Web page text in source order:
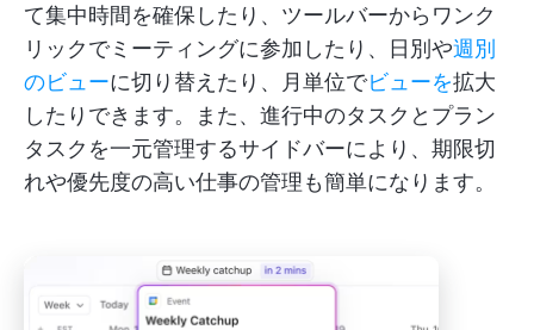
て集中時間を確保したり、ツールバーからワンク
リックでミーティングに参加したり、日別や週別
のビューに切り替えたり、月単位でビューを拡大
したりできます。また、進行中のタスクとプラン
タスクを一元管理するサイドバーにより、期限切
れや優先度の高い仕事の管理も簡単になります。